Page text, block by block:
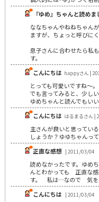
『ゆめ』ちゃんと読めま
ななちゃんやねねちゃん
ますが、ちょっと呼びに
息子さんに合わせたら私
す。
こんにちは happyさん |
とっても可愛いですね～。
でも言ってみると、少し
ゆめちゃんと読んでもい
こんにちは はるまるさん |
主さんが良いと思ってい
しょうか？ゆゆちゃんっ
正直な感想 | 2011/03/04
読めなかったです。ゆめ
んとわかっても 正直な
す。 私は…なので 気を
こんにちは | 2011/03/04